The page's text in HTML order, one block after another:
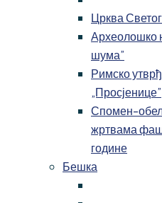
Црква
Археолошко
шума”
Римско
„Просјенице”
Спомен-
жртвама
године
Бешка